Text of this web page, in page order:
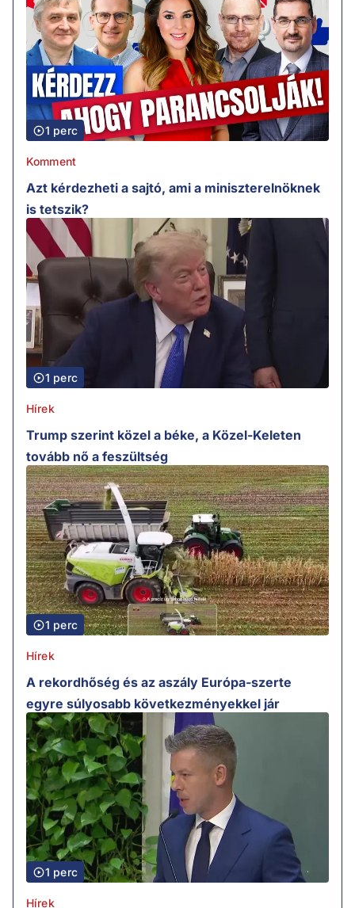
1 perc
Komment
Azt kérdezheti a sajtó, ami a miniszterelnöknek
is tetszik?
1 perc
Hírek
Trump szerint közel a béke, a Közel-Keleten
tovább nő a feszültség
1 perc
Hírek
A rekordhőség és az aszály Európa-szerte
egyre súlyosabb következményekkel jár
1 perc
Hírek